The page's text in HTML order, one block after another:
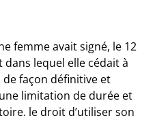
femme avait signé, le 12
lequel elle cédait à
façon définitive et
limitation de durée et
le droit d’utiliser son